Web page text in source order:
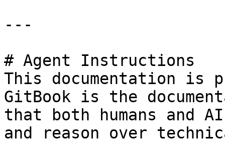
---
# Agent Instructions
This documentation is
GitBook is the
that both humans and
and reason over